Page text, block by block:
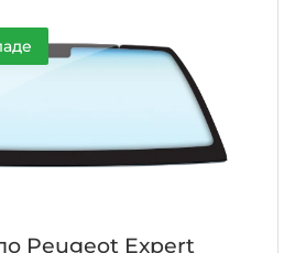
Peugeot Expert